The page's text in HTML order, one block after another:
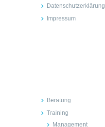
Datenschutzerklärung
Impressum
Beratung
Training
Management